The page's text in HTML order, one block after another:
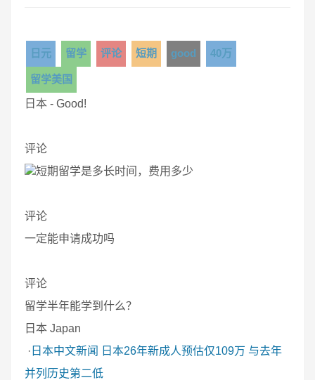
日元 留学 评论 短期 good 40万
留学美国
日本 - Good!
评论
短期留学是多长时间，费用多少
评论
一定能申请成功吗
评论
留学半年能学到什么？
日本 Japan
· 日本中文新闻
日本26年新成人预估仅109万 与去年
并列历史第二低